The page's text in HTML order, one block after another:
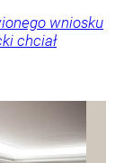
wniosku
chciał